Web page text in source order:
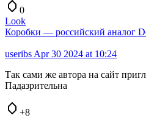
0
Look
Коробки — российский аналог
useribs Apr 30 2024 at 10:24
Так сами же автора на сайт
Падазрительна
+8